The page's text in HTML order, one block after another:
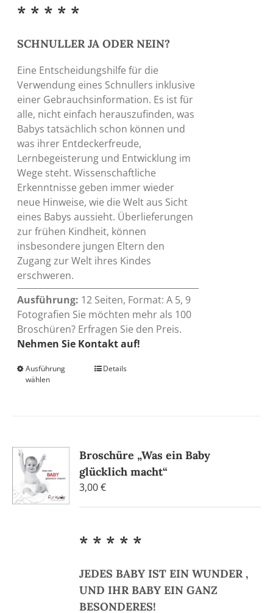
* * * * *
SCHNULLER JA ODER NEIN?
Eine Entscheidungshilfe für die
Verwendung eines Schnullers inklusive
einer Gebrauchsinformation. Es ist für
alle, nicht einfach herauszufinden, was
Babys tatsächlich schon können und
was ihrer Entdeckerfreude,
Lernbegeisterung und Entwicklung im
Wege steht. Wissenschaftliche
Erkenntnisse geben immer wieder
neue Hinweise, wie die Welt aus Sicht
eines Babys aussieht. Überlieferungen
zur frühen Kindheit, können
insbesondere jungen Eltern den
Zugang zur Welt ihres Kindes
erschweren.
Ausführung: 12 Seiten, Format: A 5, 9
Fotografien Sie möchten mehr als 100
Broschüren? Erfragen Sie den Preis.
Nehmen Sie Kontakt auf!
Ausführung
wählen
Dieses
Die
Optionen
können
gewählt
Details
Broschüre „Was ein Baby
glücklich macht“
3,00€
* * * * *
JEDES BABY IST EIN WUNDER ,
UND IHR BABY EIN GANZ
BESONDERES!